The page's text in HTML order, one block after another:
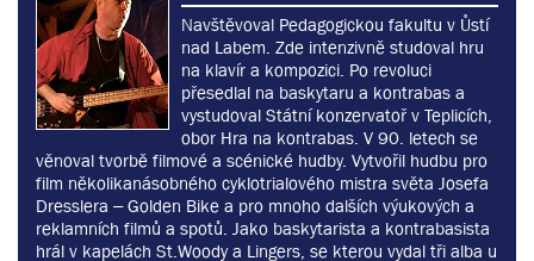
Navštěvoval Pedagogickou fakultu v Ůstí
nad Labem. Zde intenzivně studoval hru
na klavír a kompozici. Po revoluci
přesedlal na baskytaru a kontrabas a
vystudoval Státní konzervatoř v Teplicích,
obor Hra na kontrabas. V 90. letech se
věnoval tvorbě filmové a scénické hudby. Vytvořil hudbu pro
film několikanásobného cyklotrialového mistra světa Josefa
Dresslera – Golden Bike a pro mnoho dalších výukových a
reklamních filmů a spotů. Jako baskytarista a kontrabasista
hrál v kapelách St.Woody a Lingers, se kterou vydal tři alba u